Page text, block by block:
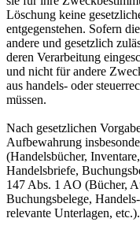
Löschung keine
entgegenstehen. Sofern
andere und gesetzlich
deren Verarbeitung
und nicht für andere
aus handels- oder
müssen.
Nach gesetzlichen
Aufbewahrung
(Handelsbücher,
Handelsbriefe,
147 Abs. 1 AO (Bücher,
Buchungsbelege,
relevante Unterlagen, etc.).